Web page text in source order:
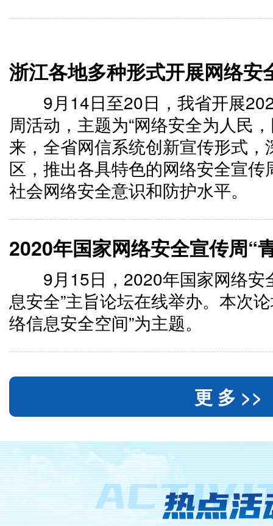
浙江各地多种形式开展网络安
9月14日至20日，我省开展
周活动，主题为“网络安全为人民
来，全省网信系统创新宣传形式
区，推出各具特色的网络安全宣
社会网络安全意识和防护水平。
9月15日，2020年国家网络安
息安全”主旨论坛在线举办。本次
络信息安全空间”为主题。
更 多 >>